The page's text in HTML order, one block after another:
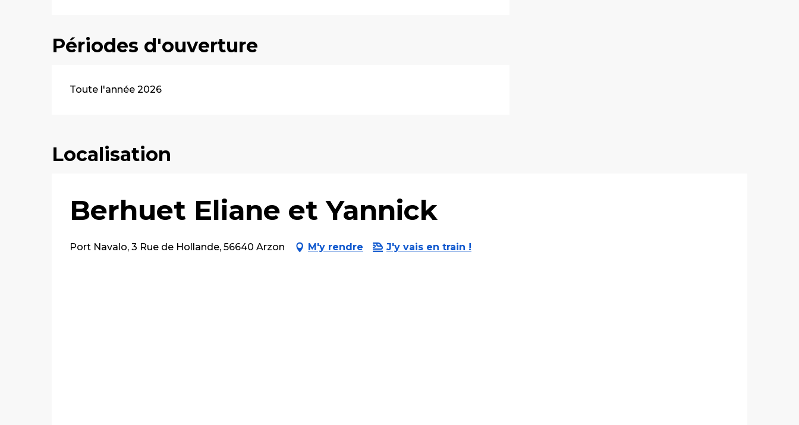
Périodes d'ouverture
Toute l'année 2026
Localisation
Berhuet Eliane et Yannick
Port Navalo, 3 Rue de Hollande, 56640 Arzon M'y rendre J'y vais en train !